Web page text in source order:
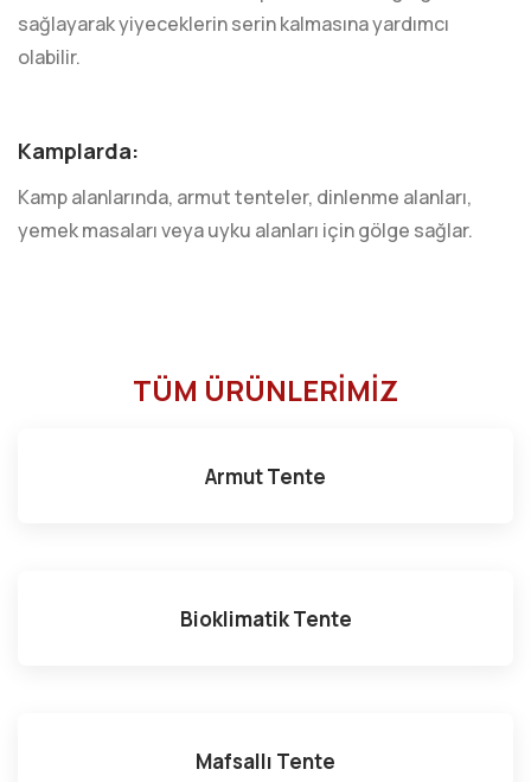
sağlayarak yiyeceklerin serin kalmasına yardımcı
olabilir.
Kamplarda:
Kamp alanlarında, armut tenteler, dinlenme alanları,
yemek masaları veya uyku alanları için gölge sağlar.
TÜM ÜRÜNLERİMİZ
Armut Tente
Bioklimatik Tente
Mafsallı Tente